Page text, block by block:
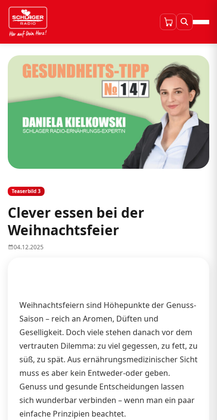
Teaserbild 3
Clever essen bei der
Weihnachtsfeier
04.12.2025
Weihnachtsfeiern sind Höhepunkte der Genuss-
Saison – reich an Aromen, Düften und
Geselligkeit. Doch viele stehen danach vor dem
vertrauten Dilemma: zu viel gegessen, zu fett, zu
süß, zu spät. Aus ernährungsmedizinischer Sicht
muss es aber kein Entweder-oder geben.
Genuss und gesunde Entscheidungen lassen
sich wunderbar verbinden – wenn man ein paar
einfache Prinzipien beachtet.